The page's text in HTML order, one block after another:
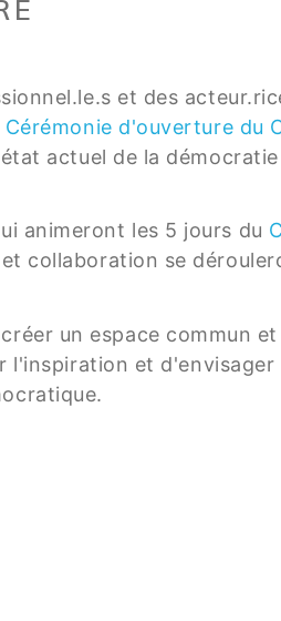
et des
Cérémonie d'ouverture du
actuel de la
animeront les 5 jours du
collaboration se
un espace commun
l'inspiration et d'envisager